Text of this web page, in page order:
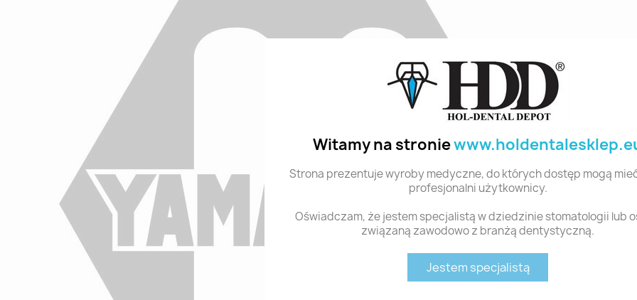
Witamy na stronie
Strona prezentuje wyroby medyczne, do których dostęp mogą
profesjonalni użytkownicy.
Oświadczam, że jestem specjalistą w dziedzinie stomatologii lub
związaną zawodowo z branżą dentystyczną.
Jestem specjalistą